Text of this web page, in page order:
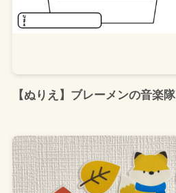
【ぬりえ】ブレーメンの音楽隊